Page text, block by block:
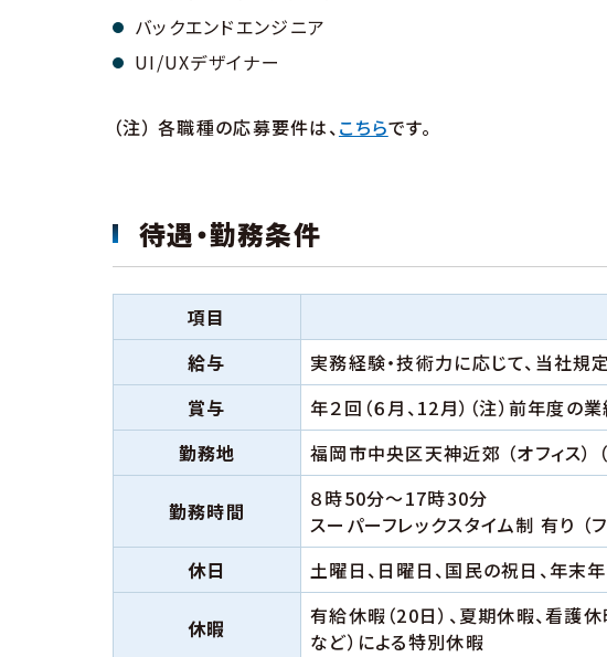
バックエンドエンジニア
UI/UXデザイナー
（注） 各職種の応募要件は、こちらです。
待遇・勤務条件
項目
給与
実務経験・技術力に応じて、当社規
賞与
年２回（６月、12月）（注）前年度の
勤務地
福岡市中央区天神近郊 （オフィス）
勤務時間
８時50分～17時30分
スーパーフレックスタイム制 有り
休日
土曜日、日曜日、国民の祝日、年末
休暇
有給休暇（20日）、夏期休暇、看護
など）による特別休暇